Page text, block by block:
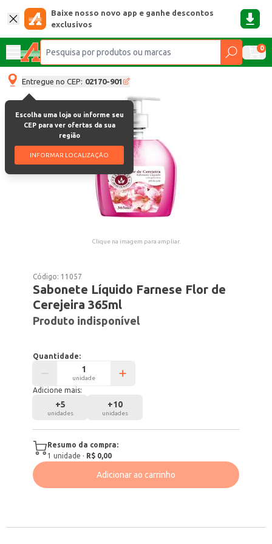
Baixe nosso novo app e ganhe descontos
exclusivos
0
Entregue no CEP: 02170-901
Escolha uma loja ou informe seu
CEP para ver ofertas da sua
região
INFORMAR LOCALIZAÇÃO
Clique na imagem para ampliar.
Código: 11057
Sabonete Líquido Farnese Flor de
Cerejeira 365ml
Produto indisponível
Quantidade:
unidade
Adicione mais:
+5
unidades
+10
unidades
Resumo da compra:
1 unidade · R$ 0,00
Adicionar ao carrinho